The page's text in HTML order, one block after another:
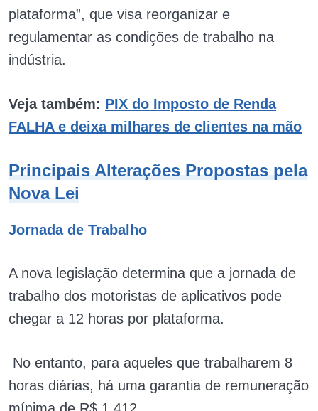
plataforma”, que visa reorganizar e
regulamentar as condições de trabalho na
indústria.
Veja também: PIX do Imposto de Renda
FALHA e deixa milhares de clientes na mão
Principais Alterações Propostas pela
Nova Lei
Jornada de Trabalho
A nova legislação determina que a jornada de
trabalho dos motoristas de aplicativos pode
chegar a 12 horas por plataforma.
No entanto, para aqueles que trabalharem 8
horas diárias, há uma garantia de remuneração